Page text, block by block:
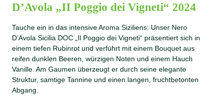
a
O
C
M
e
n
g
e
D’Avola „II Poggio dei Vigneti“ 2024
Tauche ein in das intensive Aroma Siziliens: Unser Nero
D’Avola Sicilia DOC „Il Poggio dei Vigneti“ präsentiert sich in
einem tiefen Rubinrot und verführt mit einem Bouquet aus
reifen dunklen Beeren, würzigen Noten und einem Hauch
Vanille. Am Gaumen überzeugt er durch seine elegante
Struktur, samtige Tannine und einen langen, fruchtbetonten
Abgang.